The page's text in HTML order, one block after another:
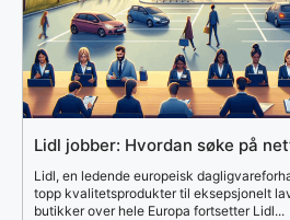
Lidl jobber: Hvordan søke på
Lidl, en ledende europeisk
topp kvalitetsprodukter til eksepsjonelt
butikker over hele Europa fortsetter Lidl...